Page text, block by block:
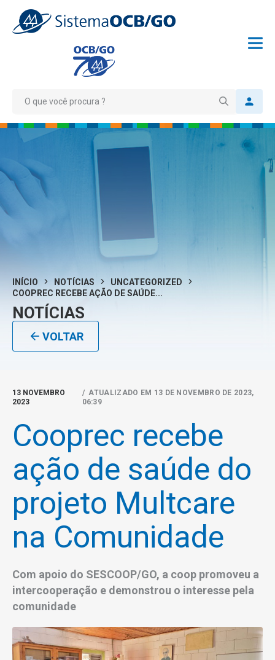
INÍCIO NOTÍCIAS
UNCATEGORIZED
COOPREC RECEBE AÇÃO DE SAÚDE...
NOTÍCIAS
VOLTAR
13 NOVEMBRO
2023
/ ATUALIZADO EM 13 DE NOVEMBRO DE 2023,
06:39
Cooprec recebe
ação de saúde do
projeto Multcare
na Comunidade
Com apoio do SESCOOP/GO, a coop promoveu a
intercooperação e demonstrou o interesse pela
comunidade